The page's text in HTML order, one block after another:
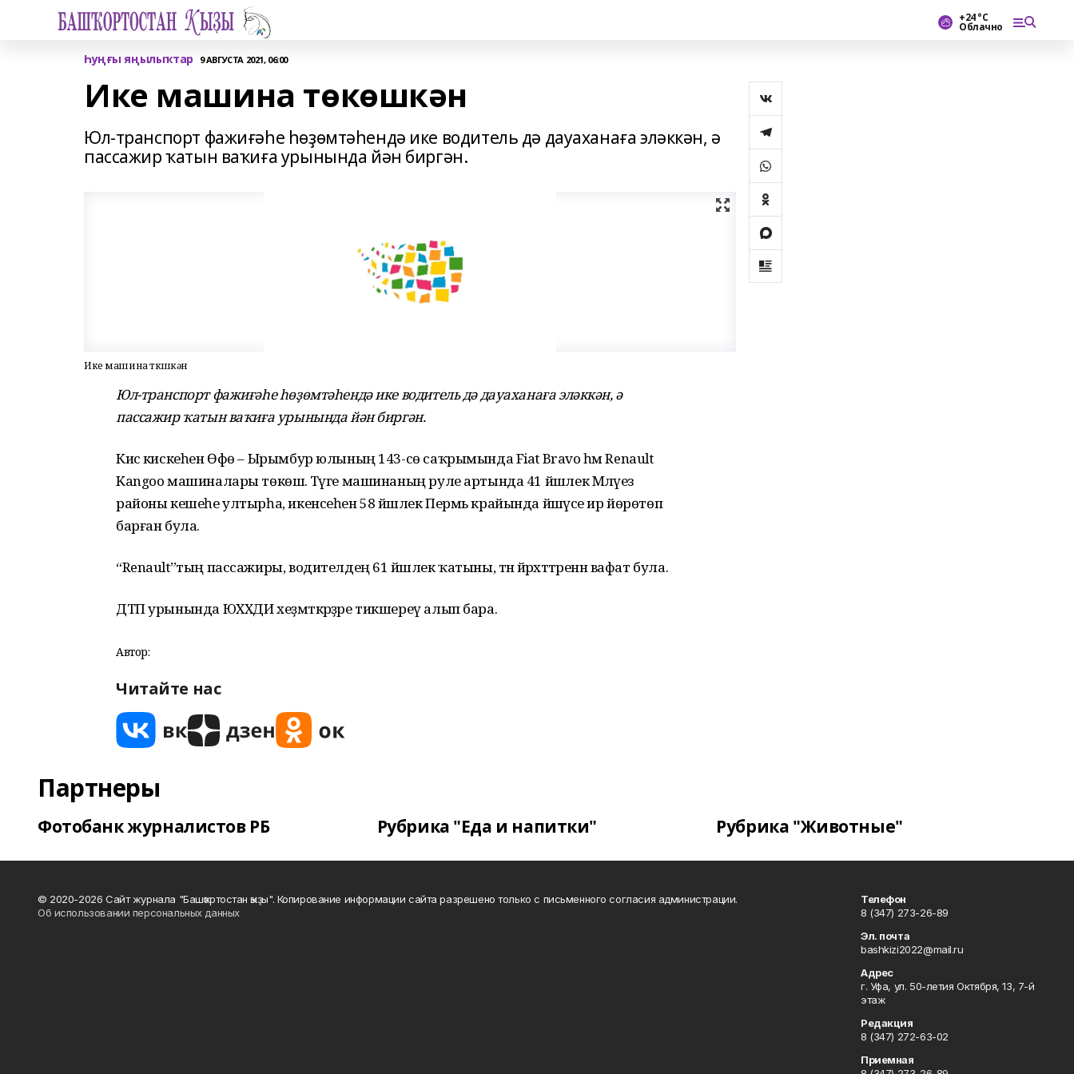
+24 °С
Облачно
Һуңғы яңылыҡтар 9 АВГУСТА 2021, 06:00
Ике машина төкөшкән
Юл-транспорт фажиғәһе һөҙөмтәһендә ике водитель дә дауаханаға эләккән, ә
пассажир ҡатын ваҡиға урынында йән биргән.
Ике машина төкөшкән
Юл-транспорт фажиғәһе һөҙөмтәһендә ике водитель дә дауаханаға эләккән, ә
пассажир ҡатын ваҡиға урынында йән биргән.
Кисә кискеһен Өфө – Ырымбур юлының 143-сө саҡрымында Fiat Bravo һәм Renault
Kangoo машиналары төкөшә. Тәүге машинаның руле артында 41 йәшлек Мәләүез
районы кешеһе ултырһа, икенсеһен 58 йәшлек Пермь крайында йәшәүсе ир йөрөтөп
барған була.
“Renault”тың пассажиры, водителдең 61 йәшлек ҡатыны, тән йәрәхәттәренән вафат була.
ДТП урынында ЮХХДИ хеҙмәткәрҙәре тикшереү алып бара.
Автор:
Читайте нас
Партнеры
Фотобанк журналистов РБ Рубрика "Еда и напитки" Рубрика "Животные"
© 2020-2026 Сайт журнала "Башҡортостан ҡыҙы". Копирование информации сайта разрешено только с письменного согласия администрации.
Об использовании персональных данных
Телефон
8 (347) 273-26-89
Эл. почта
bashkizi2022@mail.ru
Адрес
г. Уфа, ул. 50-летия Октября, 13, 7-й
этаж
Редакция
8 (347) 272-63-02
Приемная